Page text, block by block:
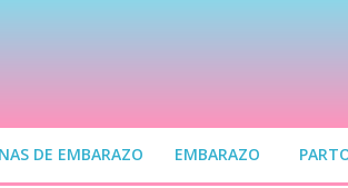
DE EMBARAZO EMBARAZO